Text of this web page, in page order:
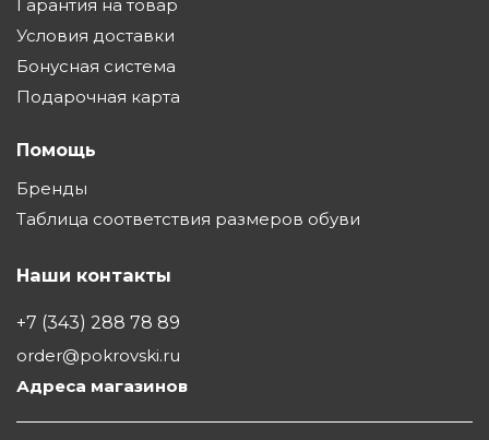
Гарантия на товар
Условия доставки
Бонусная система
Подарочная карта
Помощь
Бренды
Таблица соответствия размеров обуви
Наши контакты
+7 (343) 288 78 89
order@pokrovski.ru
Адреса магазинов